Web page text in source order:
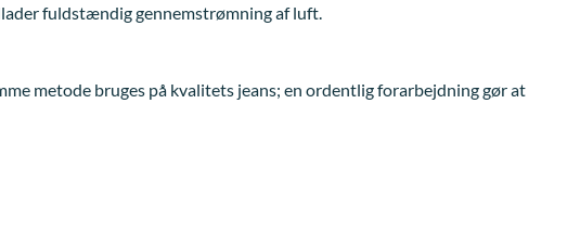
fuldstændig gennemstrømning af luft.
metode bruges på kvalitets jeans; en ordentlig forarbejdning gør at